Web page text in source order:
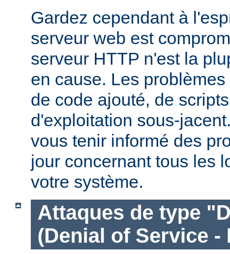
Gardez cependant à
serveur web est
serveur HTTP n'est la
en cause. Les
de code ajouté, de
d'exploitation sous-
vous tenir informé des
jour concernant tous les
votre système.
Attaques de type
(Denial of Service -